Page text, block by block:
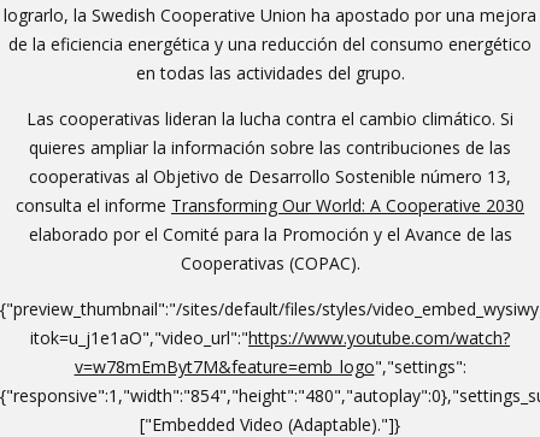
lograrlo, la Swedish Cooperative Union ha apostado por una mejora
de la eficiencia energética y una reducción del consumo energético
en todas las actividades del grupo.
Las cooperativas lideran la lucha contra el cambio climático. Si
quieres ampliar la información sobre las contribuciones de las
cooperativas al Objetivo de Desarrollo Sostenible número 13,
consulta el informe Transforming Our World: A Cooperative 2030
elaborado por el Comité para la Promoción y el Avance de las
Cooperativas (COPAC).
{"preview_thumbnail":"/sites/default/files/styles/
itok=u_j1e1aO","video_url":"https://www.youtube.com/watch?
v=w78mEmByt7M&feature=emb_logo","settings":
["Embedded Video (Adaptable)."]}